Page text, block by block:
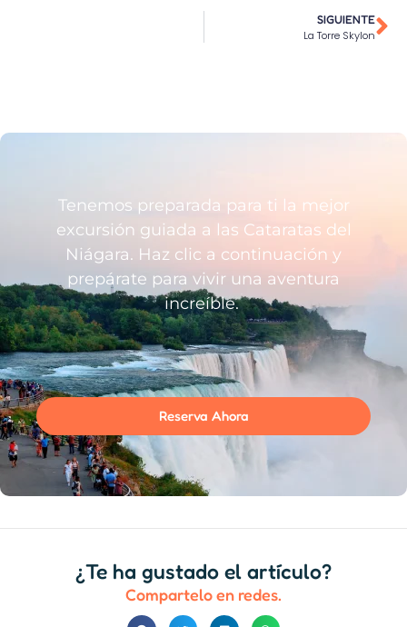
SIGUIENTE
La Torre Skylon
Tenemos preparada para ti la mejor
excursión guiada a las Cataratas del
Niágara. Haz clic a continuación y
prepárate para vivir una aventura
increíble.
Reserva Ahora
¿Te ha gustado el artículo?
Compartelo en redes.